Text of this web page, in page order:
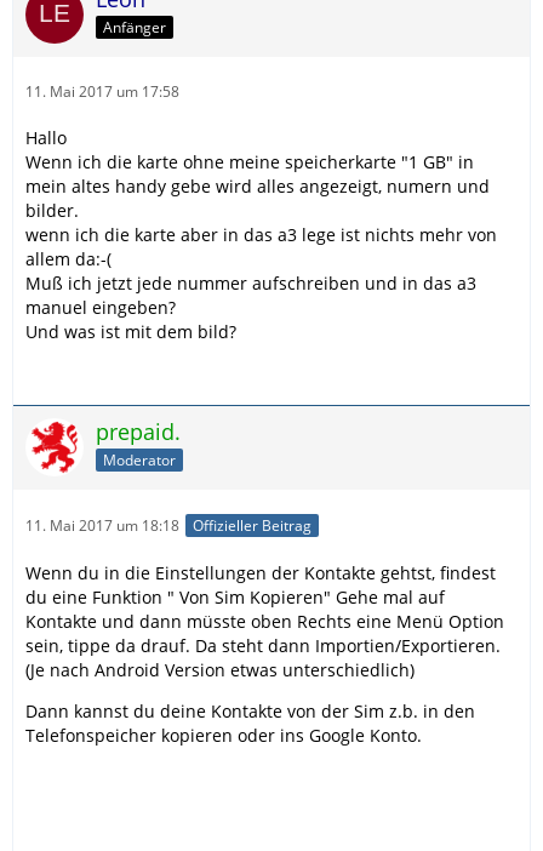
Anfänger
11. Mai 2017 um 17:58
Hallo
Wenn ich die karte ohne meine speicherkarte "1 GB" in
mein altes handy gebe wird alles angezeigt, numern und
bilder.
wenn ich die karte aber in das a3 lege ist nichts mehr von
allem da:-(
Muß ich jetzt jede nummer aufschreiben und in das a3
manuel eingeben?
Und was ist mit dem bild?
prepaid.
Moderator
11. Mai 2017 um 18:18 Offizieller Beitrag
Wenn du in die Einstellungen der Kontakte gehtst, findest
du eine Funktion " Von Sim Kopieren" Gehe mal auf
Kontakte und dann müsste oben Rechts eine Menü Option
sein, tippe da drauf. Da steht dann Importien/Exportieren.
(Je nach Android Version etwas unterschiedlich)
Dann kannst du deine Kontakte von der Sim z.b. in den
Telefonspeicher kopieren oder ins Google Konto.